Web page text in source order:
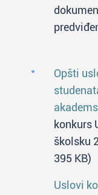
Opšti
konkurs
školsku
395 KB)
Uslovi